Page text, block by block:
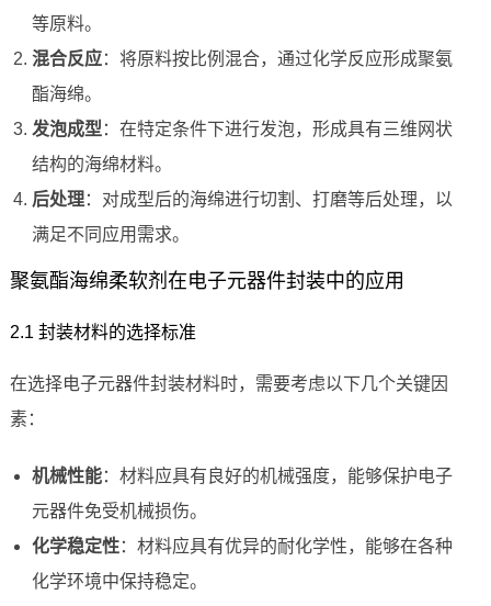
等原料。
混合反应：将原料按比例混合，通过化学反应形成聚氨
酯海绵。
发泡成型 ：在特定条件下进行发泡，形成具有三维网状
结构的海绵材料。
后处理：对成型后的海绵进行切割、打磨等后处理，以
满足不同应用需求。
聚氨酯海绵柔软剂在电子元器件封装中的应用
2.1 封装材料的选择标准
在选择电子元器件封装材料时，需要考虑以下几个关键因
素：
机械性能：材料应具有良好的机械强度，能够保护电子
元器件免受机械损伤。
化学稳定性：材料应具有优异的耐化学性，能够在各种
化学环境中保持稳定。